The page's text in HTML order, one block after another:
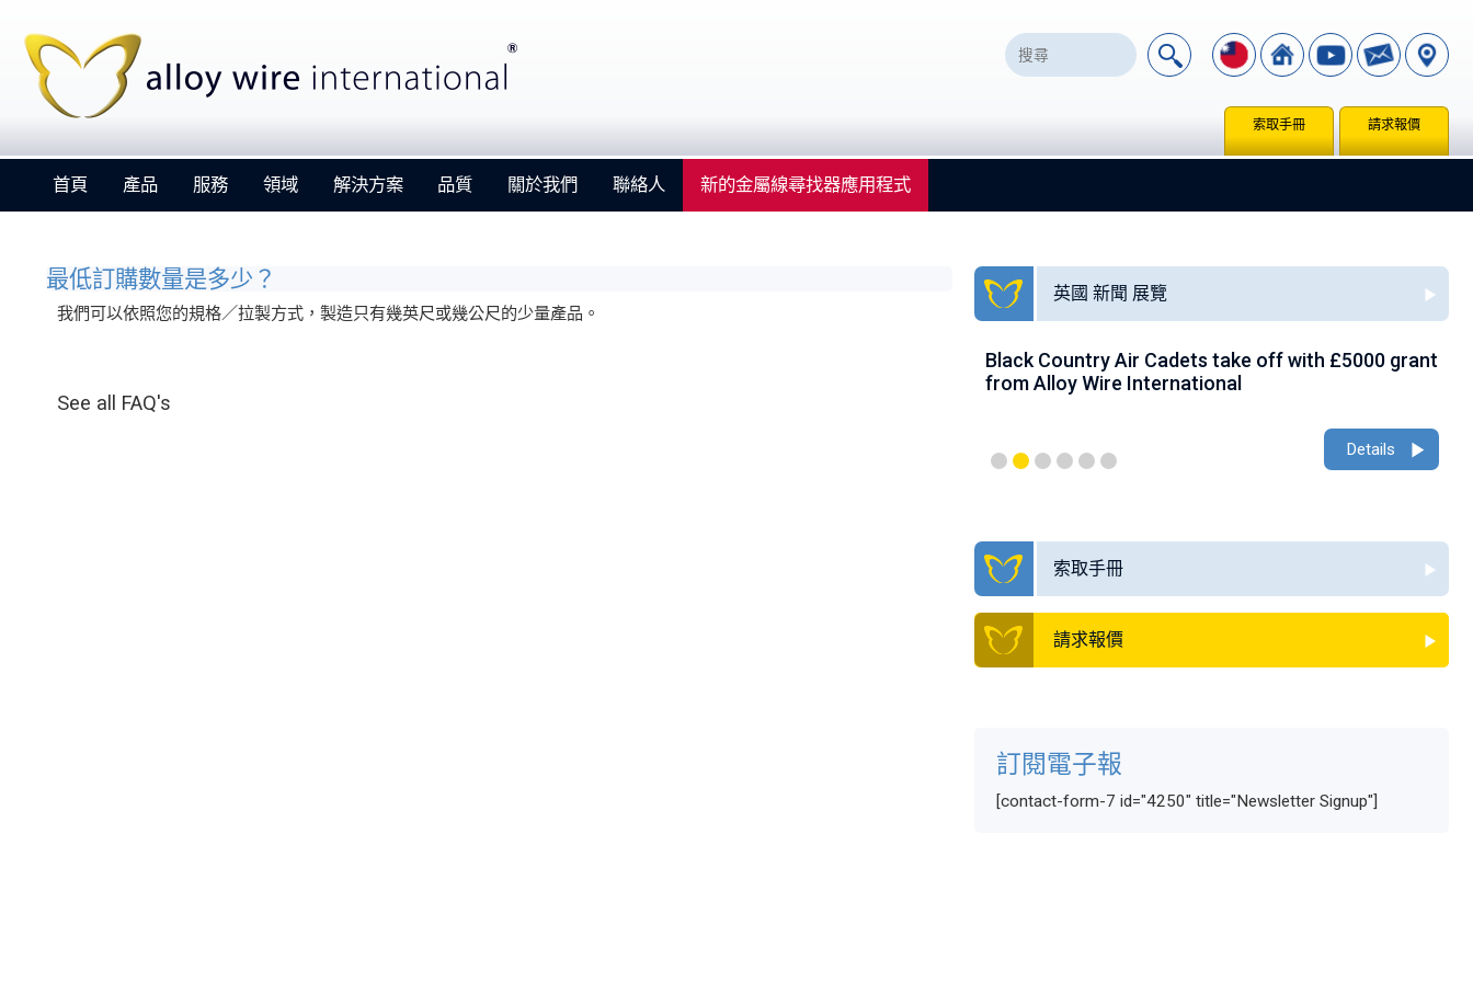
請求報價
索取手冊
首頁 產品 服務 領域 解決方案 品質 關於我們 聯絡人 新的金屬線尋找器應用程式
最低訂購數量是多少？
我們可以依照您的規格／拉製方式，製造只有幾英尺或幾公尺的少量產品。
See all FAQ's
英國 新聞 展覽
Black Country Air Cadets take off with £5000 grant
from Alloy Wire International
Details
索取手冊
請求報價
訂閱電子報
[contact-form-7 id="4250" title="Newsletter Signup"]